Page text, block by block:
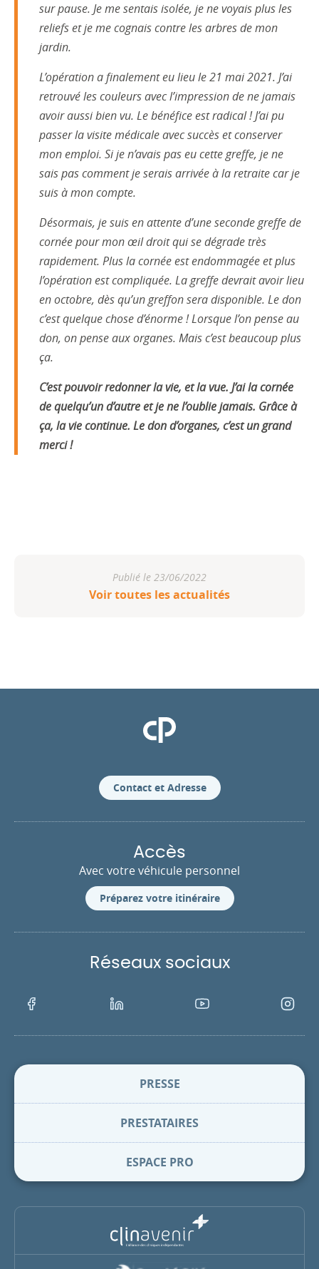
sur pause. Je me sentais isolée, je ne voyais plus les
reliefs et je me cognais contre les arbres de mon
jardin.
L’opération a finalement eu lieu le 21 mai 2021. J’ai
retrouvé les couleurs avec l’impression de ne jamais
avoir aussi bien vu. Le bénéfice est radical ! J’ai pu
passer la visite médicale avec succès et conserver
mon emploi. Si je n’avais pas eu cette greffe, je ne
sais pas comment je serais arrivée à la retraite car je
suis à mon compte.
Désormais, je suis en attente d’une seconde greffe de
cornée pour mon œil droit qui se dégrade très
rapidement. Plus la cornée est endommagée et plus
l’opération est compliquée. La greffe devrait avoir lieu
en octobre, dès qu’un greffon sera disponible. Le don
c’est quelque chose d’énorme ! Lorsque l’on pense au
don, on pense aux organes. Mais c’est beaucoup plus
ça.
C’est pouvoir redonner la vie, et la vue. J’ai la cornée
de quelqu’un d’autre et je ne l’oublie jamais. Grâce à
ça, la vie continue. Le don d’organes, c’est un grand
merci !
Publié le 23/06/2022
Voir toutes les actualités
Clinique Pasteur
Contact et Adresse
Accès
Avec votre véhicule personnel
Préparez votre itinéraire
Réseaux sociaux
Facebook LinkedIn Youtube
PRESSE
PRESTATAIRES
ESPACE PRO